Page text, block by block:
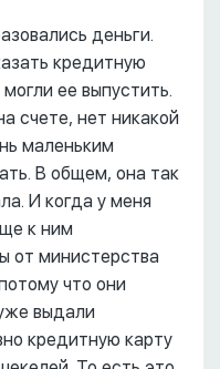
деньги.
кредитную
ее выпустить.
счете, нет никакой
маленьким
В общем, она так
И когда у меня
к ним
от министерства
что они
выдали
кредитную карту